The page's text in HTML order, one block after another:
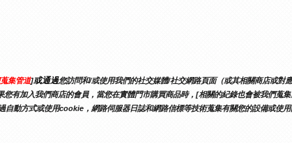
集管道]或通過您訪問和/或使用我們的社交媒體/社交網路頁面（或其相關商店或對
有加入我們商店的會員，當您在實體門市購買商品時，[相關的紀錄也會被我們蒐
動方式或使用cookie，網路伺服器日誌和網路信標等技術蒐集有關您的設備或使用